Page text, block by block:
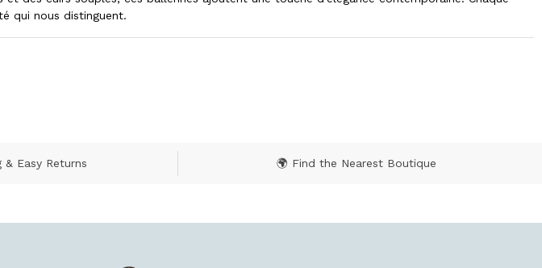
qui nous distinguent.
& Easy Returns 🌍 Find the Nearest Boutique